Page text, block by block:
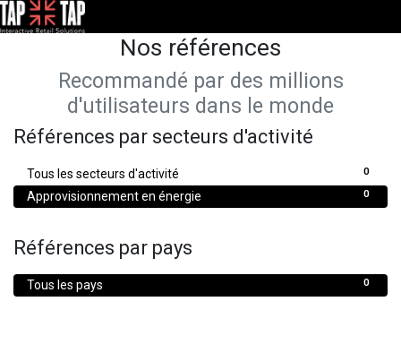
Nos références
Recommandé par des millions
d'utilisateurs dans le monde
Références par secteurs d'activité
0
Tous les secteurs d'activité
0
Approvisionnement en énergie
Références par pays
0
Tous les pays